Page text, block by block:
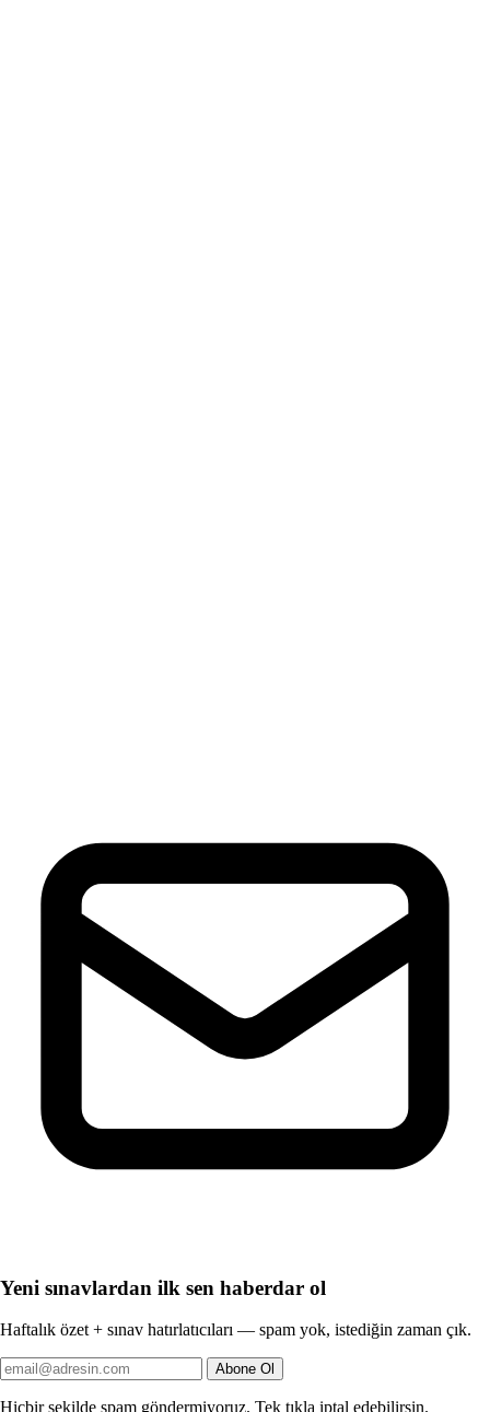
Yeni sınavlardan ilk sen haberdar ol
Haftalık özet + sınav hatırlatıcıları — spam yok, istediğin zaman çık.
Abone Ol
Hiçbir şekilde spam göndermiyoruz. Tek tıkla iptal edebilirsin.